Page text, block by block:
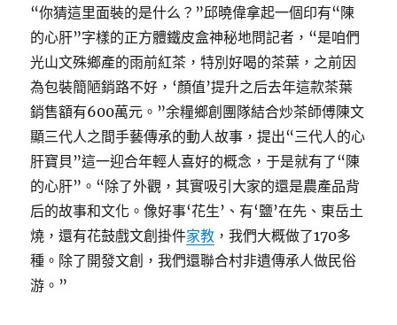
“你猜這里面裝的是什么？”邱曉偉拿起一個印有“陳
的心肝”字樣的正方體鐵皮盒神秘地問記者，“是咱們
光山文殊鄉產的雨前紅茶，特別好喝的茶葉，之前因
為包裝簡陋銷路不好，‘顏值’提升之后去年這款茶葉
銷售額有600萬元。”余糧鄉創團隊結合炒茶師傅陳文
顯三代人之間手藝傳承的動人故事，提出“三代人的心
肝寶貝”這一迎合年輕人喜好的概念，于是就有了“陳
的心肝”。“除了外觀，其實吸引大家的還是農產品背
后的故事和文化。像好事‘花生’、有‘鹽’在先、東岳土
燒，還有花鼓戲文創掛件家教 ，我們大概做了170多
種。除了開發文創，我們還聯合村非遺傳承人做民俗
游。”